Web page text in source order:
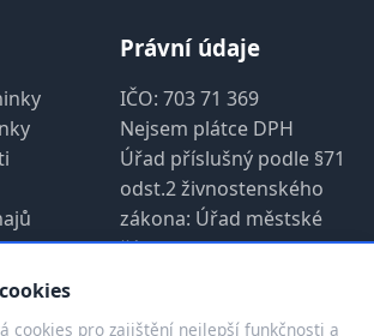
Právní údaje
IČO: 703 71 369
Nejsem plátce DPH
Úřad příslušný podle §71
odst.2 živnostenského
zákona: Úřad městské
části Praha 1
cookies pro zajištění nejlepší funkčnosti a